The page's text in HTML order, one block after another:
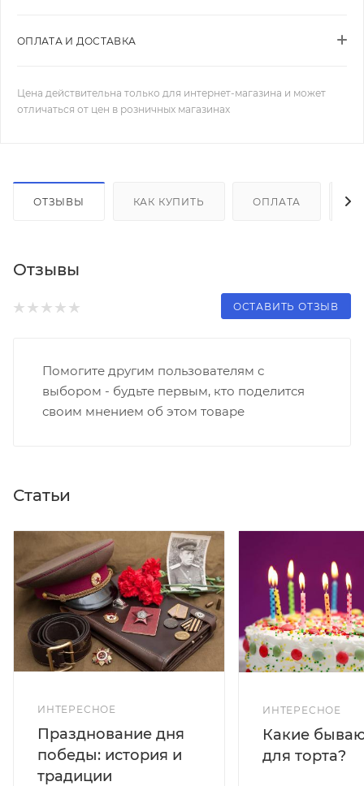
ОПЛАТА И ДОСТАВКА
Цена действительна только для интернет-магазина и может
отличаться от цен в розничных магазинах
ОТЗЫВЫ КАК КУПИТЬ ОПЛАТА
Отзывы
ОСТАВИТЬ ОТЗЫВ
Помогите другим пользователям с
выбором - будьте первым, кто поделится
своим мнением об этом товаре
Статьи
ИНТЕРЕСНОЕ
Празднование дня
победы: история и
традиции
ИНТЕРЕСНОЕ
Какие
для торта?